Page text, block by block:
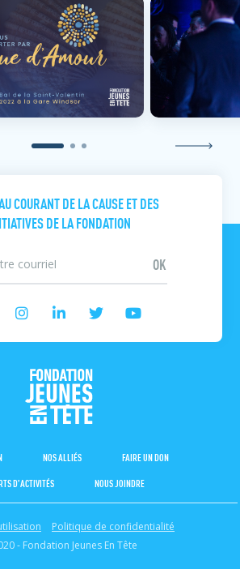
COURANT DE LA CAUSE ET DES
DE LA FONDATION
NOS ALLIÉS
FAIRE UN DON
D’ACTIVITÉS
NOUS JOINDRE
Politique de confidentialité
- Fondation Jeunes En Tête